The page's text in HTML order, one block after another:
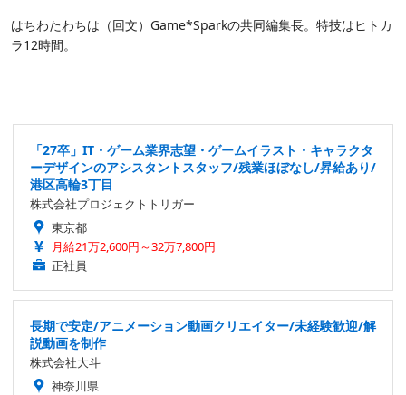
はちわたわちは（回文）Game*Sparkの共同編集長。特技はヒトカ
ラ12時間。
「27卒」IT・ゲーム業界志望・ゲームイラスト・キャラクタ
ーデザインのアシスタントスタッフ/残業ほぼなし/昇給あり/
港区高輪3丁目
株式会社プロジェクトトリガー
東京都
月給21万2,600円～32万7,800円
正社員
長期で安定/アニメーション動画クリエイター/未経験歓迎/解
説動画を制作
株式会社大斗
神奈川県